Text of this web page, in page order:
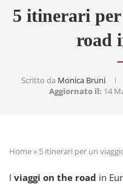
5 itinerari
road
Scritto da Monica Bruni
Aggiornato il: 14
Home» 5 itinerari per un
I viaggi on the road in